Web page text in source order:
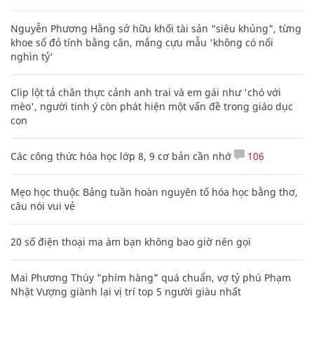
Nguyễn Phương Hằng sở hữu khối tài sản "siêu khủng", từng
khoe sổ đỏ tính bằng cân, mắng cựu mẫu 'không có nổi
nghìn tỷ'
Clip lột tả chân thực cảnh anh trai và em gái như 'chó với
mèo', người tinh ý còn phát hiện một vấn đề trong giáo dục
con
Các công thức hóa học lớp 8, 9 cơ bản cần nhớ 106
Mẹo học thuộc Bảng tuần hoàn nguyên tố hóa học bằng thơ,
câu nói vui vẻ
20 số điện thoại ma ám bạn không bao giờ nên gọi
Mai Phương Thúy "phím hàng" quá chuẩn, vợ tỷ phú Phạm
Nhật Vượng giành lại vị trí top 5 người giàu nhất